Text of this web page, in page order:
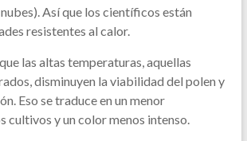
Así que los científicos están
resistentes al calor.
las altas temperaturas, aquellas
disminuyen la viabilidad del polen y
Eso se traduce en un menor
cultivos y un color menos intenso.